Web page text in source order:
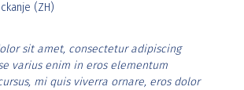
(ZH)
sit amet, consectetur adipiscing
varius enim in eros elementum
mi quis viverra ornare, eros dolor